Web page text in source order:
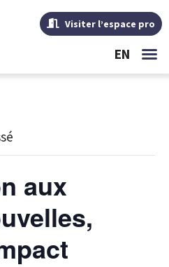
Visiter l’espace pro
EN
aux